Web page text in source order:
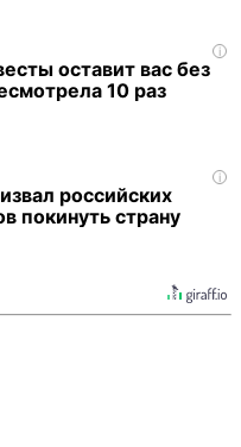
i
оставит вас без
10 раз
i
российских
покинуть страну